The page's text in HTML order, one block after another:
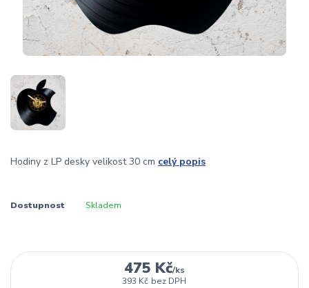
Hodiny z LP desky velikost 30 cm celý popis
Dostupnost Skladem
475 Kč/ks
393 Kč bez DPH